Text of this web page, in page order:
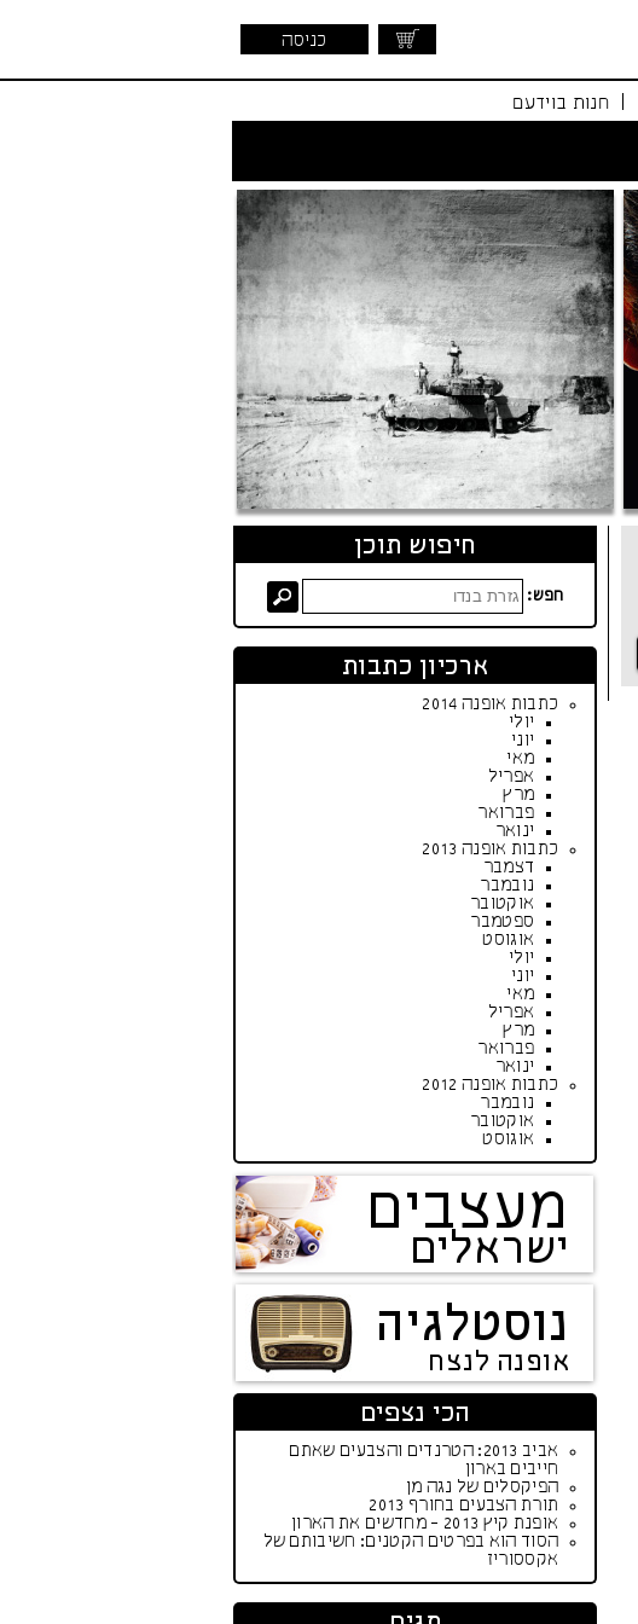
כניסה
חנות בוידעם
חיפוש תוכן
חפש:
ארכיון כתבות
כתבות אופנה 2014
יולי
יוני
מאי
אפריל
מרץ
פברואר
ינואר
כתבות אופנה 2013
דצמבר
נובמבר
אוקטובר
ספטמבר
אוגוסט
יולי
יוני
מאי
אפריל
מרץ
פברואר
ינואר
כתבות אופנה 2012
נובמבר
אוקטובר
אוגוסט
מעצבים
ישראלים
נוסטלגיה
אופנה לנצח
הכי נצפים
אביב 2013: הטרנדים והצבעים שאתם
חייבים בארון
הפיקסלים של נגה מן
תורת הצבעים בחורף 2013
אופנת קיץ 2013 - מחדשים את הארון
הסוד הוא בפרטים הקטנים: חשיבותם של
אקססוריז